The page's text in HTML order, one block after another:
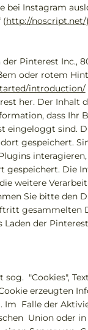
Instagram
(http://noscript.net/
Pinterest Inc.,
oder rotem
introduction/
her. Der Inhalt
dass Ihr
eingeloggt sind.
gespeichert.
interagieren,
gespeichert. Die
weitere
Sie bitte den
gesammelten
der
"Cookies",
erzeugten
Im Falle der
Union oder in